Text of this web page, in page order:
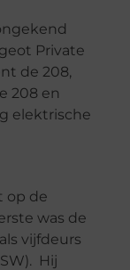
Private
de 208,
208 en
elektrische
op de
was de
vijfdeurs
Hij